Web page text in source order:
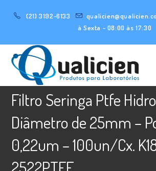
conteúdo
(21) 3192-6133
à Sexta - 08:00 às 17:30
Filtro Seringa Ptfe
Diâmetro de 25mm –
0,22um – 100un/Cx.